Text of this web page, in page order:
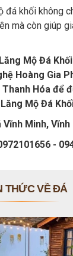
đá khối không
mà còn giúp
Mộ Đá
Hoàng Gia
Hóa để
Mộ Đá
Minh,
-
THỨC VỀ ĐÁ